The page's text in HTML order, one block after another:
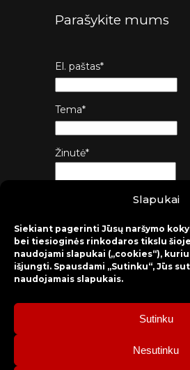
Slapukai
Siekiant pagerinti Jūsų naršymo
bei tiesioginės rinkodaros tikslu
naudojami slapukai („cookies“),
išjungti. Spausdami „Sutinku“, Jūs
naudojamais slapukais.
Sutinku
Nesutinku
Parašykite mums
El. paštas*
Tema*
Žinutė*
2026 © Raseinių rajono